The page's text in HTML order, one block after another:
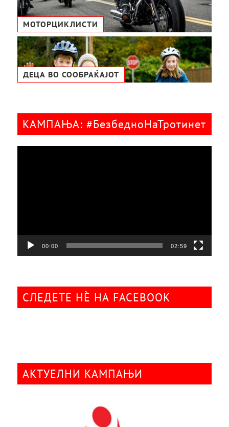
МОТОРЦИКЛИСТИ
ДЕЦА ВО СООБРАЌАЈОТ
КАМПАЊА: #БезбедноНаТротинет
00:00 02:59
СЛЕДЕТЕ НÈ НА FACEBOOK
АКТУЕЛНИ КАМПАЊИ